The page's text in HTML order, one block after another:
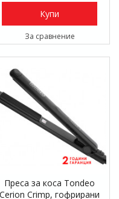
Купи
За сравнение
Преса за коса Tondeo
Cerion Crimp, гофрирани